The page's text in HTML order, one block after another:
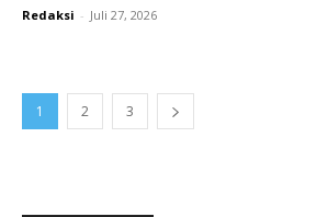
Redaksi - Juli 27, 2026
1 2 3